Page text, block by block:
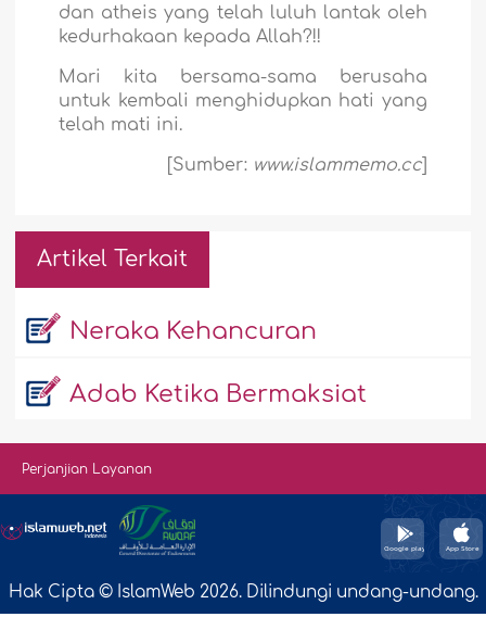
dan atheis yang telah luluh lantak oleh
kedurhakaan kepada Allah?!!
Mari kita bersama-sama berusaha
untuk kembali menghidupkan hati yang
telah mati ini.
[Sumber: www.islammemo.cc]
Artikel Terkait
Neraka Kehancuran
Adab Ketika Bermaksiat
Perjanjian Layanan
Hak Cipta © IslamWeb 2026. Dilindungi undang-undang.